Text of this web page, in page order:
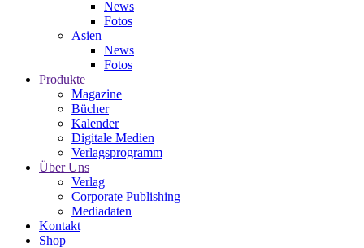
News
Fotos
Asien
News
Fotos
Produkte
Magazine
Bücher
Kalender
Digitale Medien
Verlagsprogramm
Über Uns
Verlag
Corporate Publishing
Mediadaten
Kontakt
Shop